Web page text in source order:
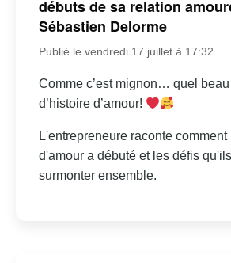
débuts de sa relation
Sébastien Delorme
Publié le vendredi 17 juillet à 17:32
Comme c’est mignon… quel
d’histoire d’amour!
L'entrepreneure raconte
d'amour a débuté et les défis
surmonter ensemble.